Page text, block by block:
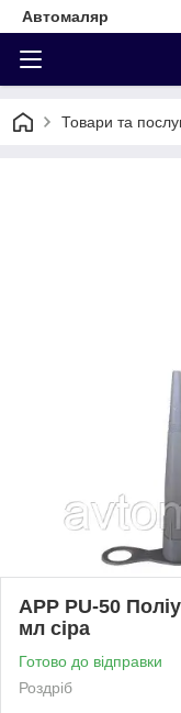
Автомаляр
Товари та
APP PU-50
мл сіра
Готово до відправки
Роздріб